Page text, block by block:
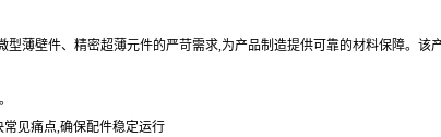
薄壁件、精密超薄元件的严苛需求,为产品制造提供可靠的材料保障。该
见痛点,确保配件稳定运行